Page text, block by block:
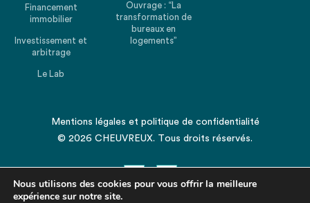
Financement
immobilier
Investissement et
arbitrage
Le Lab
Ouvrage : “La
transformation de
bureaux en
logements”
Mentions légales et politique de confidentialité
© 2026 CHEUVREUX. Tous droits réservés.
Nous utilisons des cookies pour vous offrir la meilleure
expérience sur notre site.